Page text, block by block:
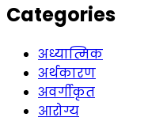
Categories
अध्यात्मिक
अर्थकारण
अवर्गीकृत
आरोग्य